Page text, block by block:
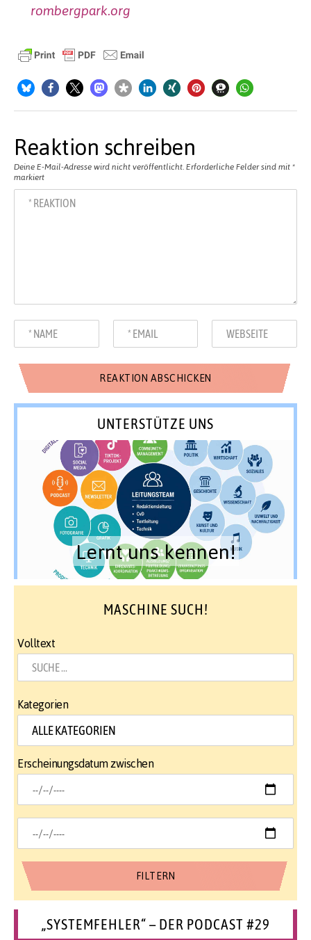
rombergpark.org
Reaktion schreiben
Deine E-Mail-Adresse wird nicht veröffentlicht. Erforderliche Felder sind mit *
markiert
UNTERSTÜTZE UNS
Lernt uns kennen!
MASCHINE SUCH!
Volltext
Kategorien
Erscheinungsdatum zwischen
„SYSTEMFEHLER“ – DER PODCAST #29